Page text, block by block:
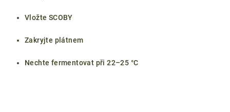
Vložte SCOBY
Zakryjte plátnem
Nechte fermentovat při 22–25 °C